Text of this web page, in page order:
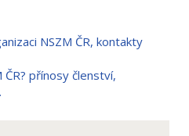
NSZM ČR, kontakty
přínosy členství,